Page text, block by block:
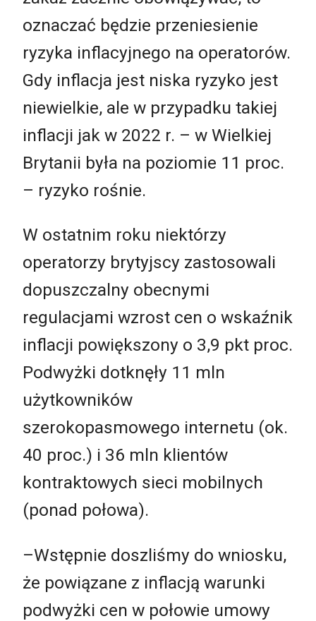
oznaczać będzie przeniesienie
ryzyka inflacyjnego na operatorów.
Gdy inflacja jest niska ryzyko jest
niewielkie, ale w przypadku takiej
inflacji jak w 2022 r. – w Wielkiej
Brytanii była na poziomie 11 proc.
– ryzyko rośnie.
W ostatnim roku niektórzy
operatorzy brytyjscy zastosowali
dopuszczalny obecnymi
regulacjami wzrost cen o wskaźnik
inflacji powiększony o 3,9 pkt proc.
Podwyżki dotknęły 11 mln
użytkowników
szerokopasmowego internetu (ok.
40 proc.) i 36 mln klientów
kontraktowych sieci mobilnych
(ponad połowa).
–Wstępnie doszliśmy do wniosku,
że powiązane z inflacją warunki
podwyżki cen w połowie umowy